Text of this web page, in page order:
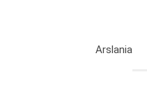
Arslania